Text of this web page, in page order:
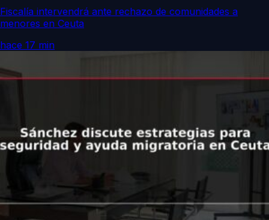
Fiscalía intervendrá ante rechazo de comunidades a
menores en Ceuta
hace 17 min